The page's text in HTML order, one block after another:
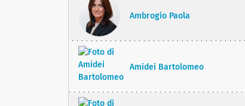
Ambrogio Paola
Amidei Bartolomeo